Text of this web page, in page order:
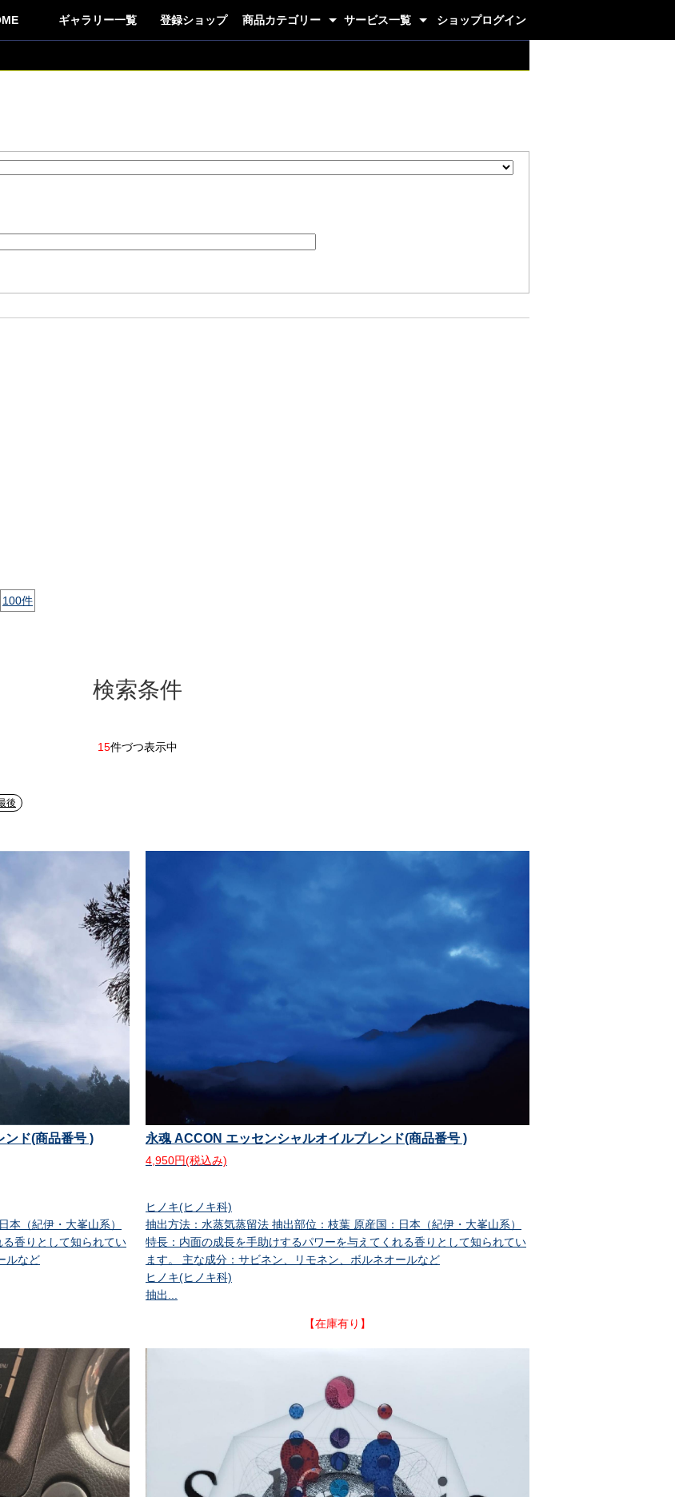
ギャラリー一覧 登録ショップ 商品カテゴリー サービス一覧 ショップログイン
100件
検索条件
15件づつ表示中
後
ンド(商品番号 )
本（紀伊・大峯山系）
香りとして知られてい
ルなど
永魂 ACCON エッセンシャルオイルブレンド(商品番号 )
4,950円(税込み)
ヒノキ(ヒノキ科)
抽出方法：水蒸気蒸留法 抽出部位：枝葉 原産国：日本（紀伊・大峯山系）
特長：内面の成長を手助けするパワーを与えてくれる香りとして知られてい
ます。 主な成分：サビネン、リモネン、ボルネオールなど
ヒノキ(ヒノキ科)
抽出...
【在庫有り】